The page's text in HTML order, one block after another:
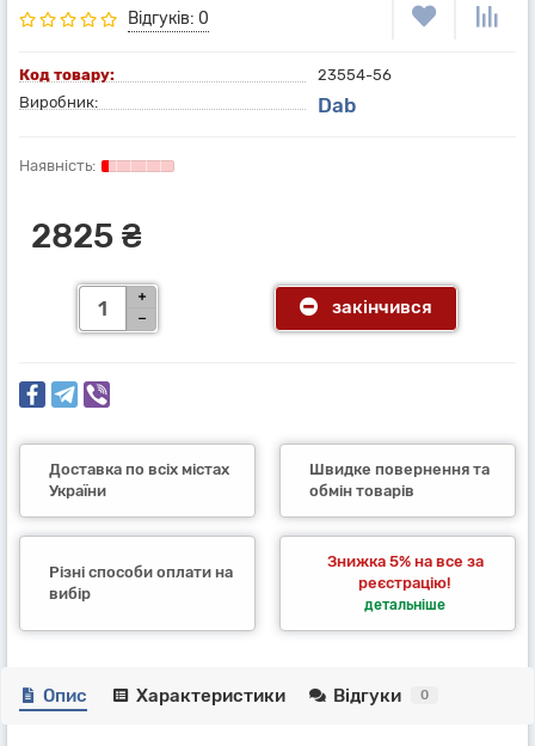
Відгуків: 0
Код товару:
23554-56
Виробник:
Dab
2825 ₴
закінчився
Доставка по всіх містах
України
Швидке повернення та
обмін товарів
Різні способи оплати на
вибір
Знижка 5% на все за
реєстрацію!
детальніше
Опис Характеристики Відгуки 0